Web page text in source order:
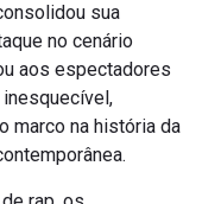
sua
no cenário
aos espectadores
marco na história da